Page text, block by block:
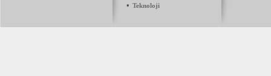
• Teknoloji